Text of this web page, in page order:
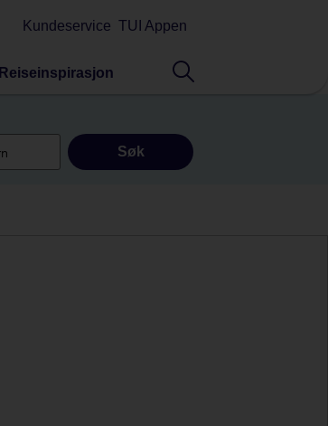
Kundeservice TUI Appen
Reiseinspirasjon
Søk